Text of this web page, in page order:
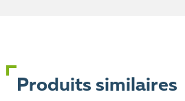
Produits similaires